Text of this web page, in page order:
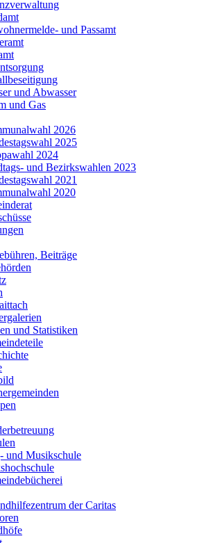
und Passamt
und Abwasser
und Gas
2026
2025
2024
und Bezirkswahlen 2023
2021
2020
Beiträge
und Statistiken
und Musikschule
der Caritas